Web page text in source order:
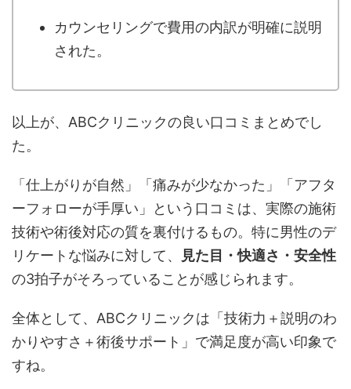
カウンセリングで費用の内訳が明確に説明
された。
以上が、ABCクリニックの良い口コミまとめでし
た。
「仕上がりが自然」「痛みが少なかった」「アフタ
ーフォローが手厚い」という口コミは、実際の施術
技術や術後対応の質を裏付けるもの。特に男性のデ
リケートな悩みに対して、
見た目・快適さ・安全性
の3拍子がそろっていることが感じられます。
全体として、ABCクリニックは「技術力＋説明のわ
かりやすさ＋術後サポート」で満足度が高い印象で
すね。